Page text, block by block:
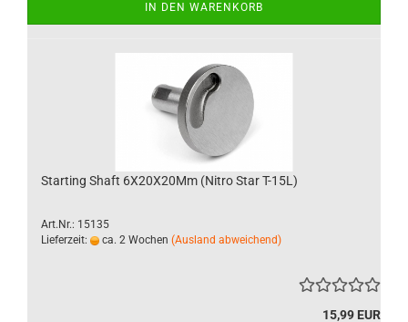
IN DEN WARENKORB
Starting Shaft 6X20X20Mm (Nitro Star T-15L)
Art.Nr.: 15135
Lieferzeit:
ca. 2 Wochen (Ausland abweichend)
15,99 EUR